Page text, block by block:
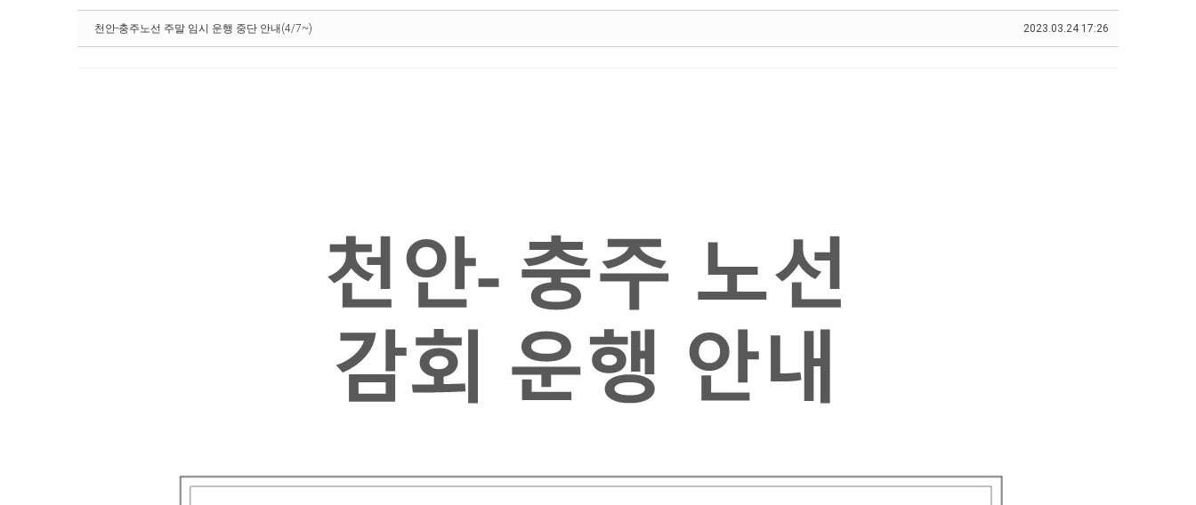
2023.03.24 17:26
천안-충주노선 주말 임시 운행 중단 안내(4/7~)